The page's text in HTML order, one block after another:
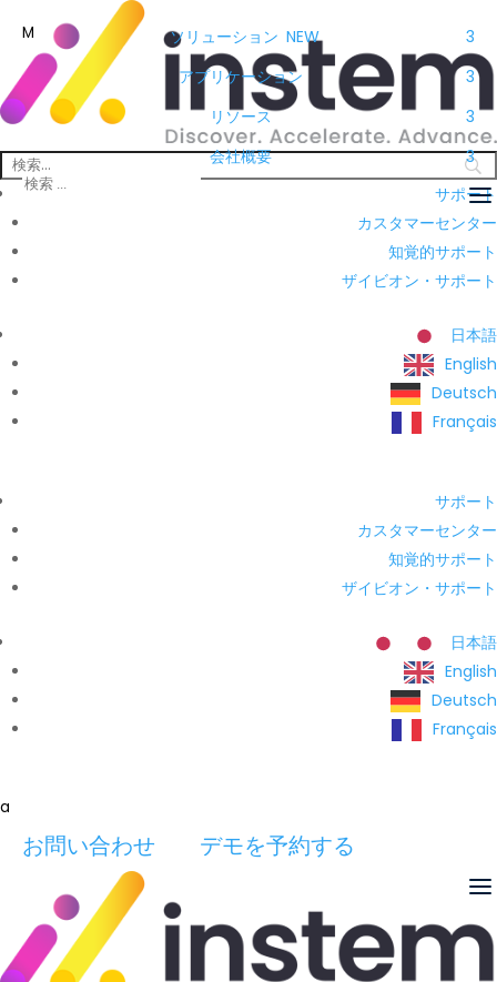
サポート
カスタマーセンター
知覚的サポート
ザイビオン・サポート
日本語
English
Deutsch
Français
サポート
カスタマーセンター
知覚的サポート
ザイビオン・サポート
日本語
English
Deutsch
Français
a
M ソリューション NEW
3
アプリケーション
3
リソース
3
会社概要
3
お問い合わせ デモを予約する